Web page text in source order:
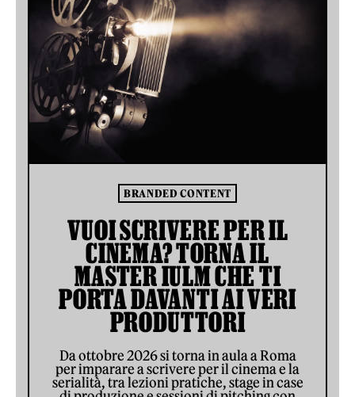
BRANDED CONTENT
VUOI SCRIVERE PER IL
CINEMA? TORNA IL
MASTER IULM CHE TI
PORTA DAVANTI AI VERI
PRODUTTORI
Da ottobre 2026 si torna in aula a Roma
per imparare a scrivere per il cinema e la
serialità, tra lezioni pratiche, stage in case